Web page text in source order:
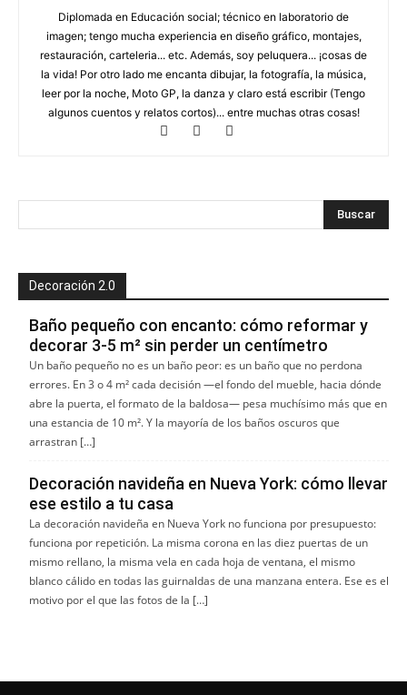
Diplomada en Educación social; técnico en laboratorio de
imagen; tengo mucha experiencia en diseño gráfico, montajes,
restauración, carteleria... etc. Además, soy peluquera... ¡cosas de
la vida! Por otro lado me encanta dibujar, la fotografía, la música,
leer por la noche, Moto GP, la danza y claro está escribir (Tengo
algunos cuentos y relatos cortos)... entre muchas otras cosas!
Decoración 2.0
Baño pequeño con encanto: cómo reformar y
decorar 3-5 m² sin perder un centímetro
Un baño pequeño no es un baño peor: es un baño que no perdona
errores. En 3 o 4 m² cada decisión —el fondo del mueble, hacia dónde
abre la puerta, el formato de la baldosa— pesa muchísimo más que en
una estancia de 10 m². Y la mayoría de los baños oscuros que
arrastran […]
Decoración navideña en Nueva York: cómo llevar
ese estilo a tu casa
La decoración navideña en Nueva York no funciona por presupuesto:
funciona por repetición. La misma corona en las diez puertas de un
mismo rellano, la misma vela en cada hoja de ventana, el mismo
blanco cálido en todas las guirnaldas de una manzana entera. Ese es el
motivo por el que las fotos de la […]